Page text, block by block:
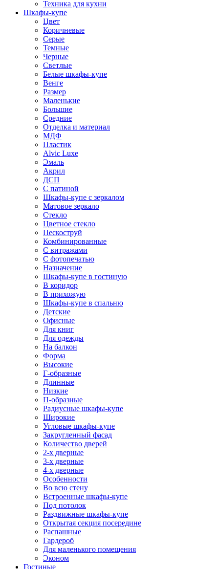
Техника для кухни
Шкафы-купе
Цвет
Коричневые
Серые
Темные
Черные
Светлые
Белые шкафы-купе
Венге
Размер
Маленькие
Большие
Средние
Отделка и материал
МДФ
Пластик
Alvic Luxe
Эмаль
Акрил
ДСП
С патиной
Шкафы-купе с зеркалом
Матовое зеркало
Стекло
Цветное стекло
Пескоструй
Комбинированные
С витражами
С фотопечатью
Назначение
Шкафы-купе в гостиную
В коридор
В прихожую
Шкафы-купе в спальню
Детские
Офисные
Для книг
Для одежды
На балкон
Форма
Высокие
Г-образные
Длинные
Низкие
П-образные
Радиусные шкафы-купе
Широкие
Угловые шкафы-купе
Закругленный фасад
Количество дверей
2-х дверные
3-х дверные
4-х дверные
Особенности
Во всю стену
Встроенные шкафы-купе
Под потолок
Раздвижные шкафы-купе
Открытая секция посередине
Распашные
Гардероб
Для маленького помещения
Эконом
Гостиные